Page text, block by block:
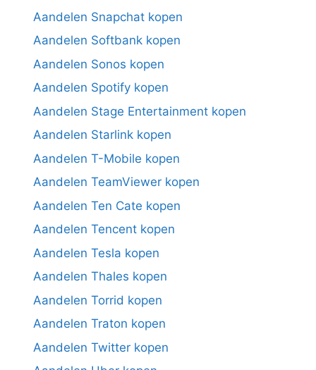
Aandelen Snapchat kopen
Aandelen Softbank kopen
Aandelen Sonos kopen
Aandelen Spotify kopen
Aandelen Stage Entertainment kopen
Aandelen Starlink kopen
Aandelen T-Mobile kopen
Aandelen TeamViewer kopen
Aandelen Ten Cate kopen
Aandelen Tencent kopen
Aandelen Tesla kopen
Aandelen Thales kopen
Aandelen Torrid kopen
Aandelen Traton kopen
Aandelen Twitter kopen